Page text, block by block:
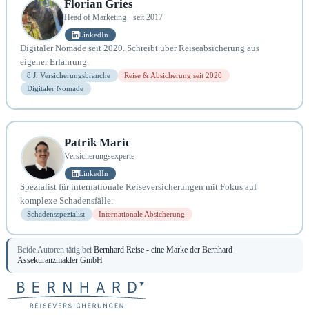
Florian Gries
Head of Marketing · seit 2017
LinkedIn
Digitaler Nomade seit 2020. Schreibt über Reiseabsicherung aus
eigener Erfahrung.
8 J. Versicherungsbranche
Reise & Absicherung seit 2020
Digitaler Nomade
Patrik Maric
Versicherungsexperte
LinkedIn
Spezialist für internationale Reiseversicherungen mit Fokus auf
komplexe Schadensfälle.
Schadensspezialist Internationale Absicherung
Beide Autoren tätig bei Bernhard Reise - eine Marke der Bernhard
Assekuranzmakler GmbH